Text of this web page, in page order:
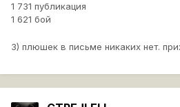
1 731 публикация
1 621 бой
3) плюшек в письме никаких нет.